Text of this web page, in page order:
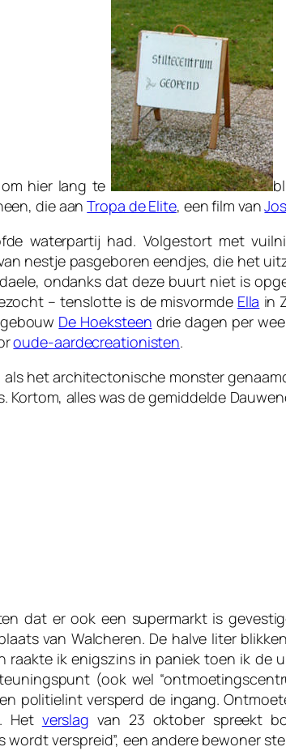
hier lang te
die aanTropa de Elite, een film van
waterpartij had. Volgestort met
nestje pasgeboren eendjes, die het
ondanks dat deze buurt niet is
– tenslotte is de misvormde Ella in
De Hoeksteen drie dagen per
oude-aardecreationisten.
het architectonische monster
Kortom, alles was de gemiddelde
dat er ook een supermarkt is
van Walcheren. De halve liter
raakte ik enigszins in paniek toen ik
(ook wel
politielint versperd de ingang.
Het verslag van 23 oktober spreekt
verspreid”, een andere bewoner